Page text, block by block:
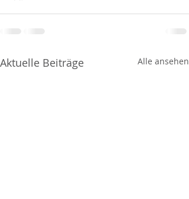
Aktuelle Beiträge Alle ansehen